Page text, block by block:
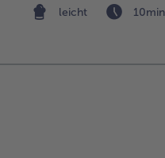
leicht 10min